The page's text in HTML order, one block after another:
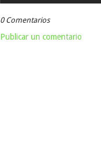
0 Comentarios
Publicar un comentario